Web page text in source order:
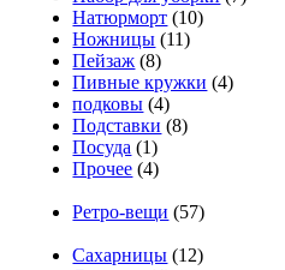
Натюрморт (10)
Ножницы (11)
Пейзаж (8)
Пивные кружки (4)
подковы (4)
Подставки (8)
Посуда (1)
Прочее (4)
Ретро-вещи (57)
Сахарницы (12)